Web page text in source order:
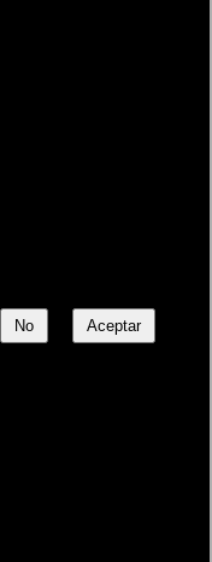
No Aceptar
Ottoveggio
visuales),
restoration),